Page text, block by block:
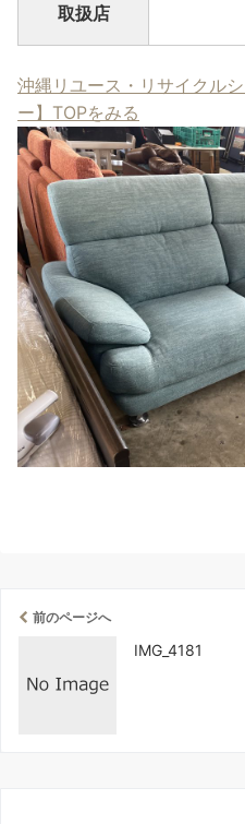
取扱店
沖縄リユース・リサイクル
ー】TOPをみる
前のページへ
IMG_4181